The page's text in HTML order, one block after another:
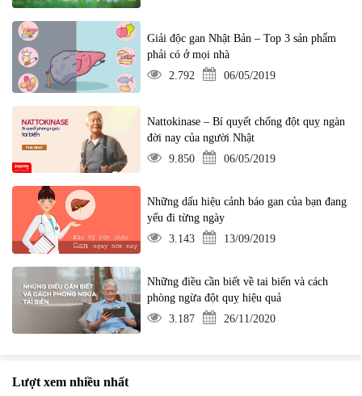
Giải độc gan Nhật Bản – Top 3 sản phẩm
phải có ở mọi nhà
2.792
06/05/2019
Nattokinase – Bí quyết chống đột quỵ ngàn
đời nay của người Nhật
9.850
06/05/2019
Những dấu hiệu cảnh báo gan của bạn đang
yếu đi từng ngày
3.143
13/09/2019
Những điều cần biết về tai biến và cách
phòng ngừa đột quỵ hiệu quả
3.187
26/11/2020
Lượt xem nhiều nhất